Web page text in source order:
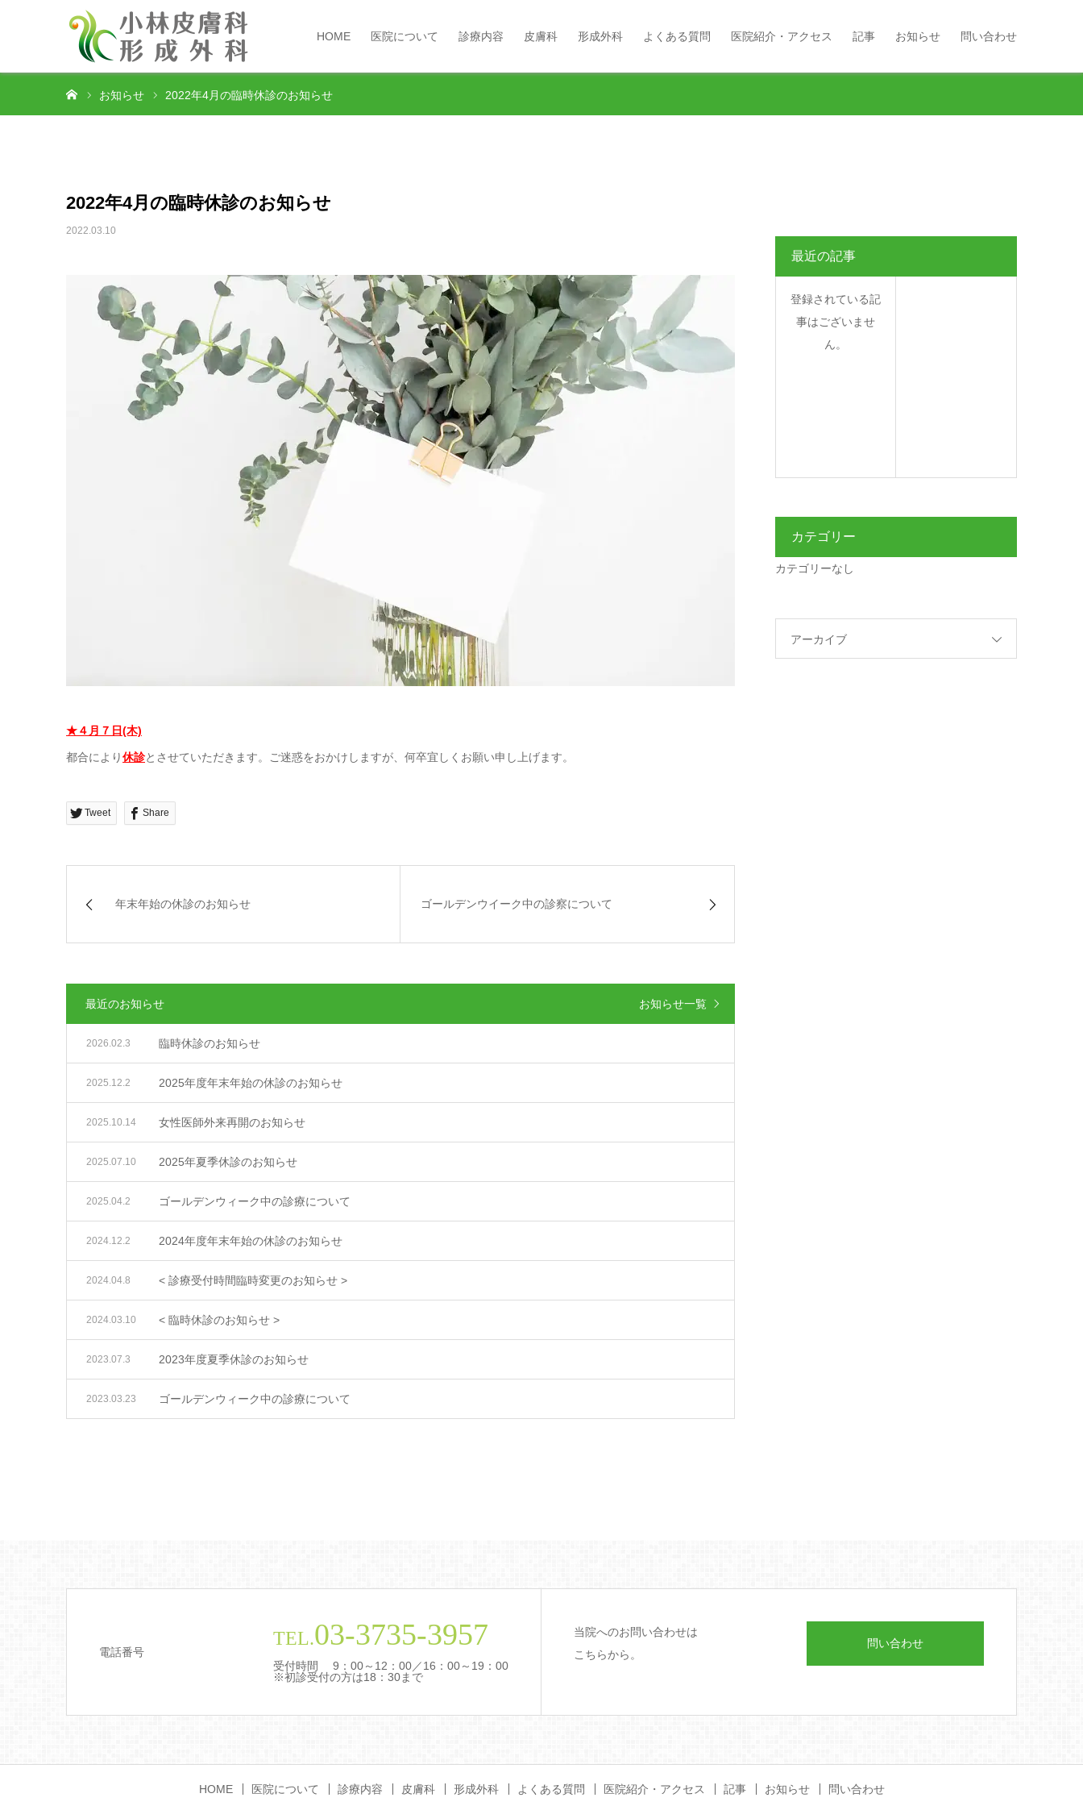
HOME 医院について 診療内容 皮膚科 形成外科 よくある質問 医院紹介・アクセス 記事 お知らせ 問い合わせ
お知らせ 2022年4月の臨時休診のお知らせ
2022年4月の臨時休診のお知らせ
2022.03.10
★４月７日(木)
都合により休診とさせていただきます。ご迷惑をおかけしますが、何卒宜しくお願い申し上げます。
Tweet Share
年末年始の休診のお知らせ ゴールデンウイーク中の診察について
最近のお知らせ お知らせ一覧
臨時休診のお知らせ
2026.02.3
2025年度年末年始の休診のお知らせ
2025.12.2
女性医師外来再開のお知らせ
2025.10.14
2025年夏季休診のお知らせ
2025.07.10
ゴールデンウィーク中の診療について
2025.04.2
2024年度年末年始の休診のお知らせ
2024.12.2
< 診療受付時間臨時変更のお知らせ >
2024.04.8
< 臨時休診のお知らせ >
2024.03.10
2023年度夏季休診のお知らせ
2023.07.3
ゴールデンウィーク中の診療について
2023.03.23
最近の記事
登録されている記
事はございませ
ん。
カテゴリー
カテゴリーなし
アーカイブ
電話番号
TEL.03-3735-3957
受付時間 9：00～12：00／16：00～19：00
※初診受付の方は18：30まで
当院へのお問い合わせは
こちらから。
問い合わせ
HOME 医院について 診療内容 皮膚科 形成外科 よくある質問 医院紹介・アクセス 記事 お知らせ 問い合わせ